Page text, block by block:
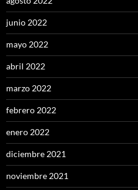
junio 2022
mayo 2022
abril 2022
marzo 2022
febrero 2022
enero 2022
diciembre 2021
noviembre 2021